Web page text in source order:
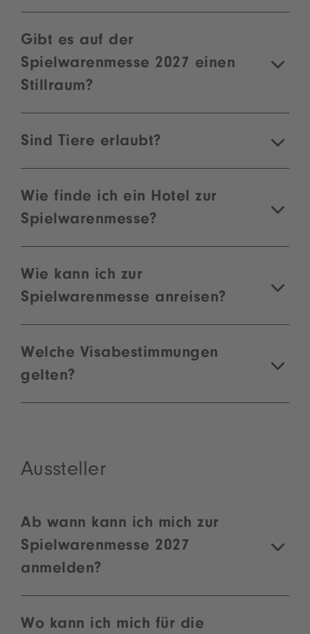
Gibt es auf der
Spielwarenmesse 2027 einen
Stillraum?
Sind Tiere erlaubt?
Wie finde ich ein Hotel zur
Spielwarenmesse?
Wie kann ich zur
Spielwarenmesse anreisen?
Welche Visabestimmungen
gelten?
Aussteller
Ab wann kann ich mich zur
Spielwarenmesse 2027
anmelden?
Wo kann ich mich für die